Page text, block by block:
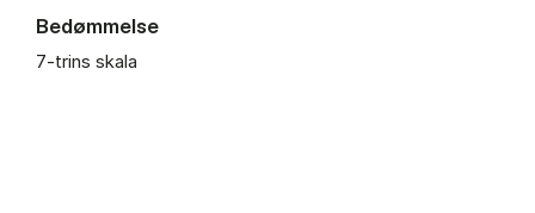
Bedømmelse
7-trins skala